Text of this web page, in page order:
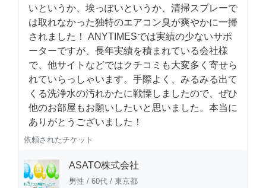
いというか、埃っぽいというか、清掃スプレーで
は取れなかった独特のエアコン臭が爽やかに一掃
されました！ ANYTIMESでは実績の少ないサポ
ーターですが、長年実績を積まれている会社様
で、他サイトなどではクチコミも大変多く寄せら
れていらっしゃいます。手際よく、みるみる出て
くる洗浄水の汚れかたに戦慄しましたので、ぜひ
他のお部屋もお願いしたいと思いました。本当に
ありがとうございました！
依頼されたチケット
ASATO株式会社
男性 / 60代 / 東京都